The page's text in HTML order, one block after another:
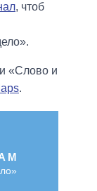
, чтоб
«Слово и
.